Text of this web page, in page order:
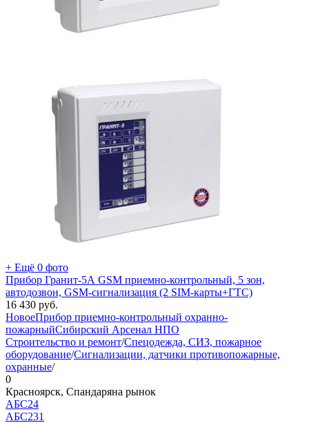
+ Ещё 0 фото
Прибор Гранит-5А GSM приемно-контрольный, 5 зон,
автодозвон, GSM-сигнализация (2 SIM-карты+ГТС)
16 430 руб.
НовоеПрибор приемно-контрольный охранно-
пожарныйСибирский Арсенал НПО
Строительство и ремонт/Спецодежда, СИЗ, пожарное
оборудование/Сигнализации, датчики противопожарные,
охранные/
0
Красноярск, Спандаряна рынок
АБС24
АБС231